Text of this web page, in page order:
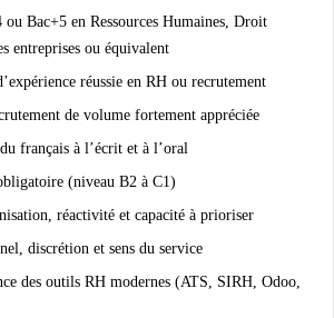
Bac+5 en Ressources Humaines, Droit
entreprises ou équivalent
réussie en RH ou recrutement
de volume fortement appréciée
français à l’écrit et à l’oral
(niveau B2 à C1)
réactivité et capacité à prioriser
discrétion et sens du service
des outils RH modernes (ATS, SIRH, Odoo,